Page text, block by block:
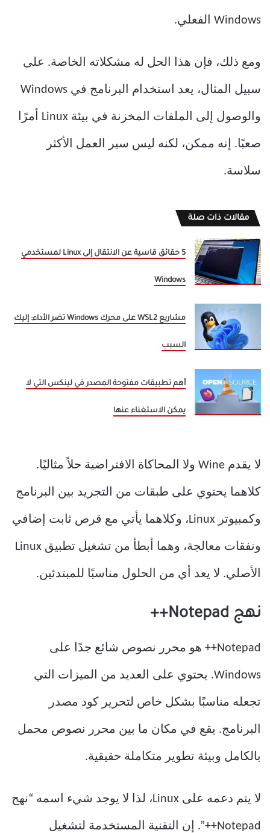
Windows الفعلي.
ومع ذلك، فإن هذا الحل له مشكلاته الخاصة. على
سبيل المثال، يعد استخدام البرنامج في Windows
والوصول إلى الملفات المخزنة في بيئة Linux أمرًا
صعبًا. إنه ممكن، لكنه ليس سير العمل الأكثر
سلاسة.
مقالات ذات صلة
5 حقائق قاسية عن الانتقال إلى Linux لمستخدمي
Windows
مشاريع WSL2 على محرك Windows تضر الأداء: إليك
السبب
أهم تطبيقات مفتوحة المصدر في لينكس التي لا
يمكن الاستغناء عنها
لا يقدم Wine ولا المحاكاة الافتراضية حلاً مثاليًا.
كلاهما يحتوي على طبقات من التجريد بين البرنامج
وكمبيوتر Linux، وكلاهما يأتي مع قرص ثابت إضافي
ونفقات معالجة، وهما أبطأ من تشغيل تطبيق Linux
الأصلي. لا يعد أي من الحلول مناسبًا للمبتدئين.
نهج Notepad++
Notepad++ هو محرر نصوص شائع جدًا على
Windows. يحتوي على العديد من الميزات التي
تجعله مناسبًا بشكل خاص لتحرير كود مصدر
البرنامج. يقع في مكان ما بين محرر نصوص محمل
بالكامل وبيئة تطوير متكاملة حقيقية.
لا يتم دعمه على Linux، لذا لا يوجد شيء اسمه “نهج
Notepad++”. إن التقنية المستخدمة لتشغيل